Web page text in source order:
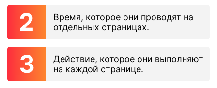
Время, которое они проводят на
отдельных страницах.
Действие, которое они выполняют
на каждой странице.